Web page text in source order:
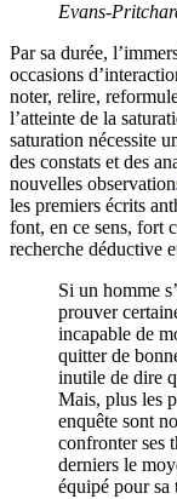
Evans-
Par sa durée,
occasions
noter, relire,
l’atteinte de la
saturation nécessite
des constats et des
nouvelles
les premiers écrits
font, en ce sens, fort
recherche déductive
Si un homme
prouver
incapable de
quitter de
inutile de dire
Mais, plus les
enquête sont
confronter ses
derniers le
équipé pour sa